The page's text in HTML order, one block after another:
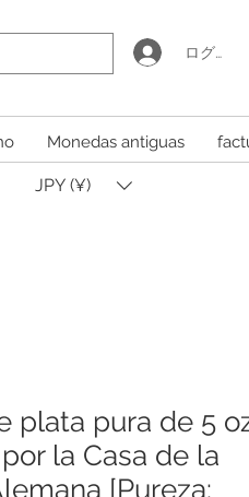
ログイン
Monedas antiguas
JPY (¥)
plata pura de 5
la Casa de la
[Pureza: